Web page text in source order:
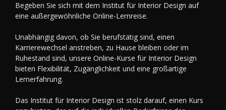
Begeben Sie sich mit dem Institut für Interior Design auf
eine außergewöhnliche Online-Lernreise.
Unabhängig davon, ob Sie berufstätig sind, einen
Karrierewechsel anstreben, zu Hause bleiben oder im
Ruhestand sind, unsere Online-Kurse für Interior Design
bieten Flexibilität, Zugänglichkeit und eine großartige
Lernerfahrung.
Das Institut für Interior Design ist stolz darauf, einen Kurs